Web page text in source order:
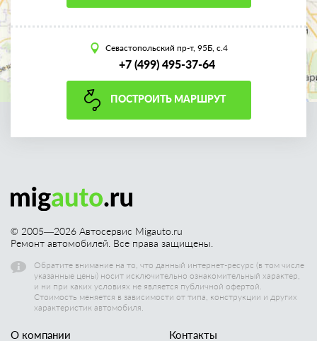
Севастопольский пр-т, 95Б, с.4
+7 (499) 495-37-64
ПОСТРОИТЬ МАРШРУТ
© 2005—2026 Автосервис Migauto.ru
Ремонт автомобилей. Все права защищены.
Обратите внимание на то, что данный интернет-ресурс (в том числе
указанные цены) носит исключительно ознакомительный характер,
и ни при каких условиях не является публичной офертой.
Стоимость меняется в зависимости от типа, конструкции и других
характеристик автомобиля.
О компании Контакты